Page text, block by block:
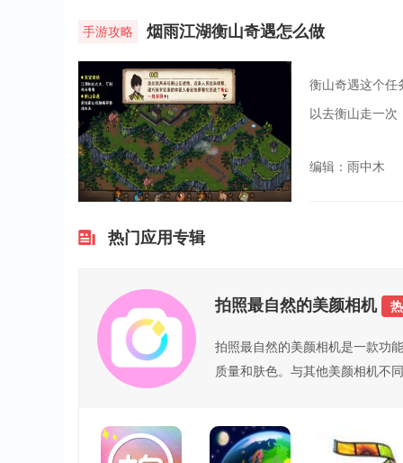
手游攻略 烟雨江湖衡山奇遇怎么做
衡山奇遇这个任
以去衡山走一
编辑：雨中木
热门应用专辑
拍照最自然的美颜相机
拍照最自然的美颜相机是一款功
质量和肤色。与其他美颜相机不